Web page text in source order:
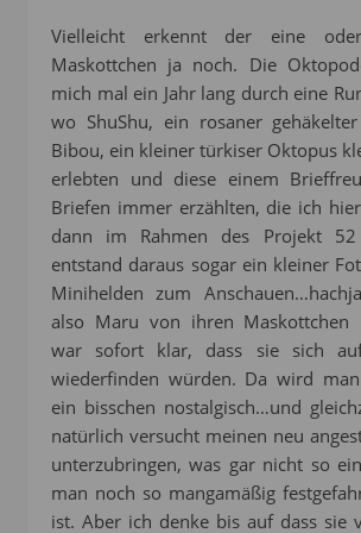
Vielleicht erkennt der eine
Maskottchen ja noch. Die
mich mal ein Jahr lang durch eine
wo ShuShu, ein rosaner
Bibou, ein kleiner türkiser Oktopus
erlebten und diese einem
Briefen immer erzählten, die ich
dann im Rahmen des Projekt 52
entstand daraus sogar ein kleiner
Minihelden zum
also Maru von ihren Maskottchen
war sofort klar, dass sie sich
wiederfinden würden. Da wird
ein bisschen nostalgisch…und
natürlich versucht meinen neu
unterzubringen, was gar nicht so
man noch so mangamäßig
ist. Aber ich denke bis auf dass sie